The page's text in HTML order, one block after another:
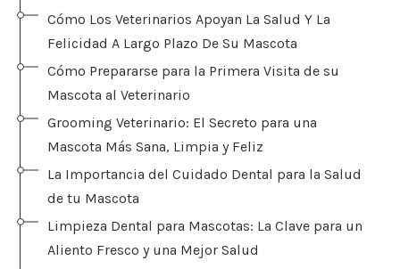
Cómo Los Veterinarios Apoyan La Salud Y La
Felicidad A Largo Plazo De Su Mascota
Cómo Prepararse para la Primera Visita de su
Mascota al Veterinario
Grooming Veterinario: El Secreto para una
Mascota Más Sana, Limpia y Feliz
La Importancia del Cuidado Dental para la Salud
de tu Mascota
Limpieza Dental para Mascotas: La Clave para un
Aliento Fresco y una Mejor Salud